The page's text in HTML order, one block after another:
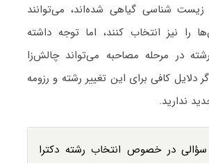
زیست شناسی گیاهی شده‌اند، می‌توانند
را نیز انتخاب کنند، اما توجه داشته
در مرحله مصاحبه می‌تواند چالش‌زا
دلایل کافی برای این تغییر رشته و رزومه
ندارید.
در خصوص انتخاب رشته دکترا